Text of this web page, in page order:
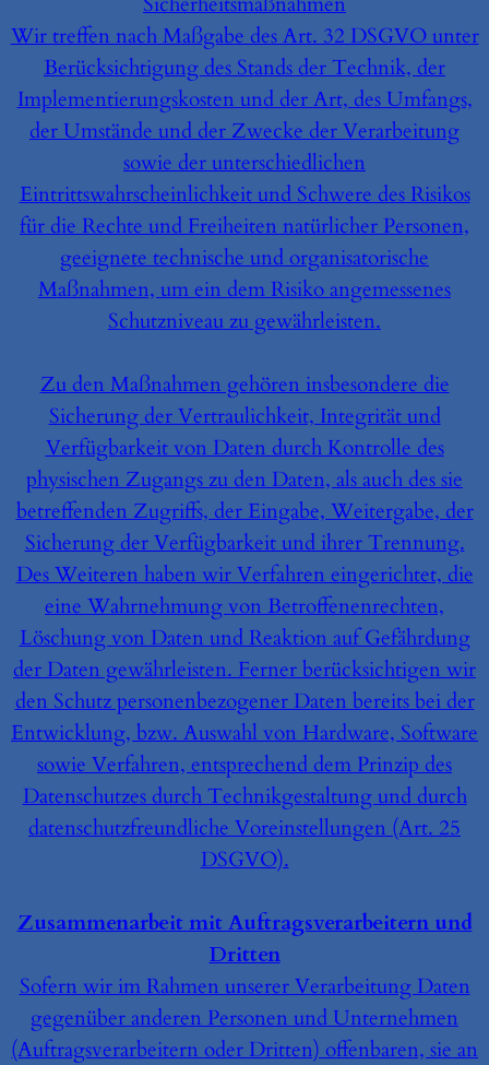
Wir treffen nach Maßgabe des Art. 32 DSGVO unter
Berücksichtigung des Stands der Technik, der
Implementierungskosten und der Art, des Umfangs,
der Umstände und der Zwecke der Verarbeitung
sowie der unterschiedlichen
Eintrittswahrscheinlichkeit und Schwere des Risikos
für die Rechte und Freiheiten natürlicher Personen,
geeignete technische und organisatorische
Maßnahmen, um ein dem Risiko angemessenes
Schutzniveau zu gewährleisten.
Zu den Maßnahmen gehören insbesondere die
Sicherung der Vertraulichkeit, Integrität und
Verfügbarkeit von Daten durch Kontrolle des
physischen Zugangs zu den Daten, als auch des sie
betreffenden Zugriffs, der Eingabe, Weitergabe, der
Sicherung der Verfügbarkeit und ihrer Trennung.
Des Weiteren haben wir Verfahren eingerichtet, die
eine Wahrnehmung von Betroffenenrechten,
Löschung von Daten und Reaktion auf Gefährdung
der Daten gewährleisten. Ferner berücksichtigen wir
den Schutz personenbezogener Daten bereits bei der
Entwicklung, bzw. Auswahl von Hardware, Software
sowie Verfahren, entsprechend dem Prinzip des
Datenschutzes durch Technikgestaltung und durch
datenschutzfreundliche Voreinstellungen (Art. 25
DSGVO).
Zusammenarbeit mit Auftragsverarbeitern und
Dritten
Sofern wir im Rahmen unserer Verarbeitung Daten
gegenüber anderen Personen und Unternehmen
(Auftragsverarbeitern oder Dritten) offenbaren, sie an